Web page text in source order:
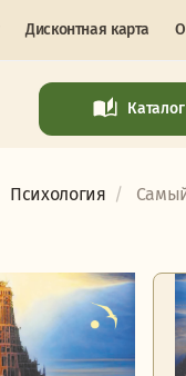
Дисконтная карта
Каталог
Психология